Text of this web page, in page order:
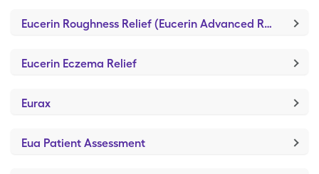
Eucerin Roughness Relief (Eucerin Advanced Repair)
Eucerin Eczema Relief
Eurax
Eua Patient Assessment